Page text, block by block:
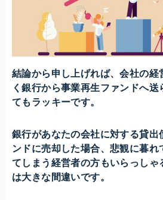
結論から申し上げれば、会社の経
く銀行から事業再生ファンドへ送
てもラッキーです。
銀行があなたの会社に対する貸出
ンドに売却した場合、悲観に暮
てしまう経営者の方もいらっしゃ
は大きな間違いです。